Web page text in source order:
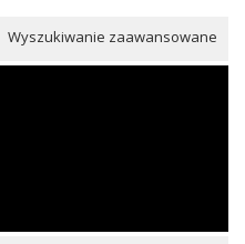
Wyszukiwanie zaawansowane